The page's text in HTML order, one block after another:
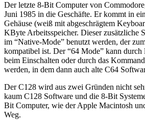
Der letzte 8-Bit Computer von
Juni 1985 in die Geschäfte. Er kommt in
Gehäuse (weiß mit abgeschrägtem
KByte Arbeitsspeicher. Dieser zusätzliche
im “Native-Mode” benutzt werden, der
kompatibel ist. Der “64 Mode” kann durch
beim Einschalten oder durch das
werden, in dem dann auch alte C64
Der C128 wird aus zwei Gründen nicht
kaum C128 Software und die 8-Bit
Bit Computer, wie der Apple Macintosh
Weg.